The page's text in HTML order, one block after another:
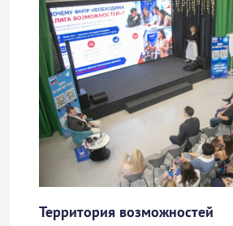
Территория возможностей